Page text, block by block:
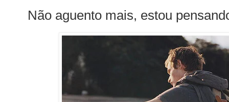
Não aguento mais, estou